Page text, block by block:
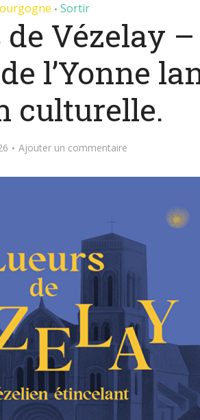
• Sortir
Vézelay
l’Yonne
culturelle.
Ajouter un commentaire